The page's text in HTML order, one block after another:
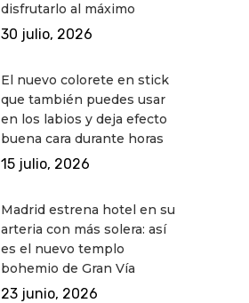
disfrutarlo al máximo
30 julio, 2026
El nuevo colorete en stick
que también puedes usar
en los labios y deja efecto
buena cara durante horas
15 julio, 2026
Madrid estrena hotel en su
arteria con más solera: así
es el nuevo templo
bohemio de Gran Vía
23 junio, 2026